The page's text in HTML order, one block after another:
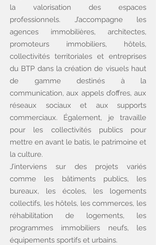
la valorisation des espaces
professionnels. J’accompagne les
agences immobilières, architectes,
promoteurs immobiliers, hôtels,
collectivités territoriales et entreprises
du BTP dans la création de visuels haut
de gamme destinés à la
communication, aux appels d’offres, aux
réseaux sociaux et aux supports
commerciaux. Également, je travaille
pour les collectivités publics pour
mettre en avant le batis, le patrimoine et
la culture.
J’interviens sur des projets variés
comme les bâtiments publics, les
bureaux, les écoles, les logements
collectifs, les hôtels, lescommerces, les
réhabilitation de logements, les
programmes immobiliers neufs, les
équipements sportifs et urbains.